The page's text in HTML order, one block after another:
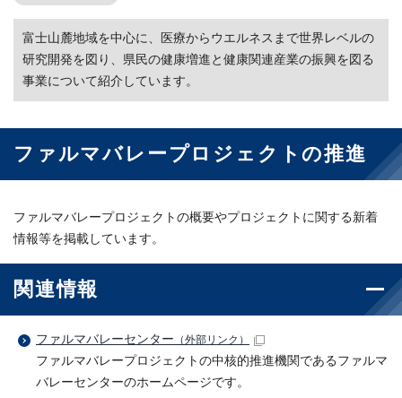
富士山麓地域を中心に、医療からウエルネスまで世界レベルの
研究開発を図り、県民の健康増進と健康関連産業の振興を図る
事業について紹介しています。
ファルマバレープロジェクトの推進
ファルマバレープロジェクトの概要やプロジェクトに関する新着
情報等を掲載しています。
関連情報
ファルマバレーセンター （外部リンク）
ファルマバレープロジェクトの中核的推進機関であるファルマ
バレーセンターのホームページです。